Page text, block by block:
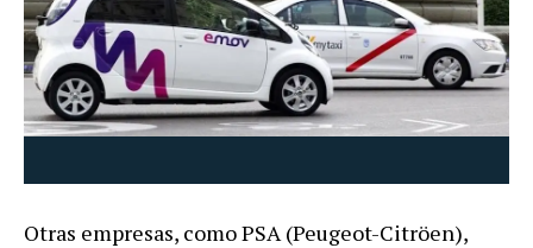
Otras empresas, como PSA (Peugeot-Citröen),